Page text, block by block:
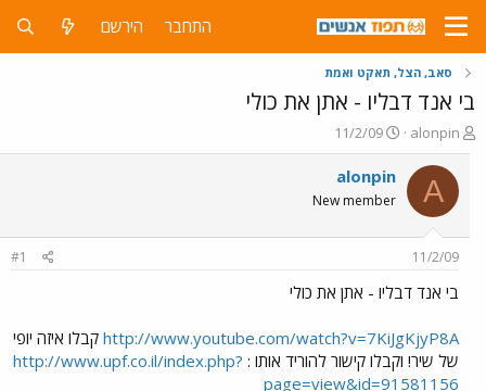
התחבר הירשם
סאב, הצל, תאקט ואמת
בי אנד דבליו - אתן את כולי
פ
ו
ת
ח
ה
ו
ש
א
alonpin
פ
ו
ר
ס
ם
ר
11/2/09
A
alonpin
New member
11/2/09
#1
בי אנד דבליו - אתן את כולי
http://www.youtube.com/watch?v=7KiJgKjyP8A קבלו איזה יופי
של שיר! וקבלו קישור להוריד אותו : http://www.upf.co.il/index.php?
page=view&id=91581156